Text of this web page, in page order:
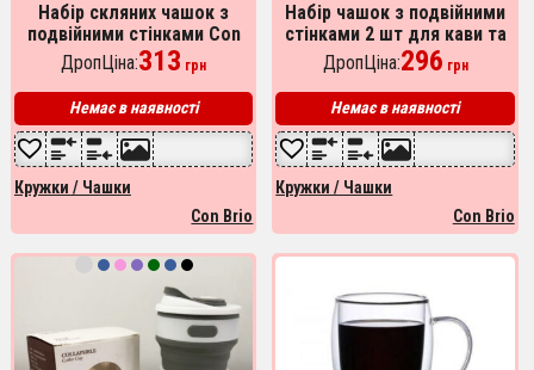
Набір скляних чашок з
подвійними стінками Con
Brio CB-8630 2шт, 300мл,
кружки з подвійними
стінками
ДропЦіна:313 грн
Немає в наявності
Кружки / Чашки
Con Brio
Набір чашок з подвійними
стінками 2 шт для кави та
чаю 250 мл прозорі
ДропЦіна:296 грн
Немає в наявності
Кружки / Чашки
Con Brio